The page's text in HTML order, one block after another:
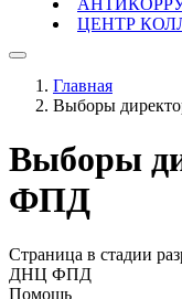
ЦЕНТР
Главная
Выборы
Выборы
ФПД
Страница в стадии
ДНЦ ФПД
Помощь